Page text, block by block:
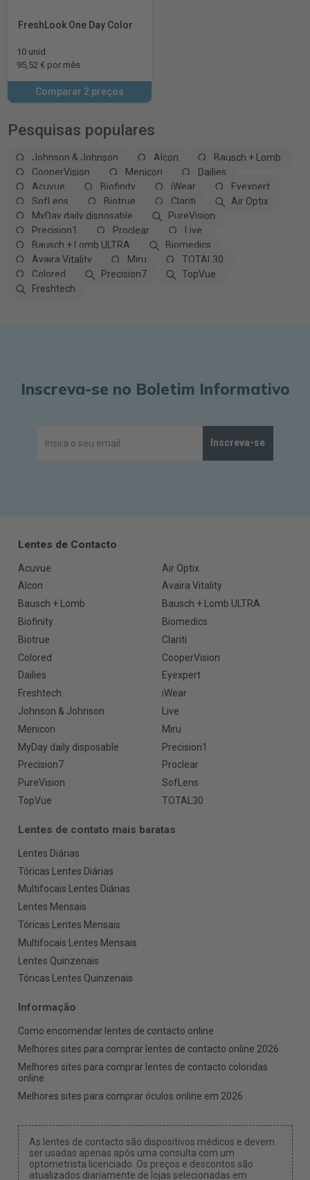
FreshLook One Day Color
10 unid
95,52 € por mês
Comparar 2 preços
Pesquisas populares
Johnson & Johnson Alcon
Bausch + Lomb
CooperVision
Menicon
Dailies
Acuvue
Biofinity iWear
Eyexpert
SofLens
Biotrue Clariti
Air Optix
MyDay daily disposable
PureVision
Precision1
Proclear
Live
Bausch + Lomb ULTRA
Biomedics
Avaira Vitality
Miru
TOTAL30
Colored
Precision7
TopVue
Freshtech
Inscreva-se no Boletim Informativo
Inscreva-se
Lentes de Contacto
Acuvue
Air Optix
Alcon
Avaira Vitality
Bausch + Lomb
Bausch + Lomb ULTRA
Biofinity
Biomedics
Biotrue
Clariti
Colored
CooperVision
Dailies
Eyexpert
Freshtech
iWear
Johnson & Johnson
Live
Menicon
Miru
MyDay daily disposable
Precision1
Precision7
Proclear
PureVision
SofLens
TopVue
TOTAL30
Lentes de contato mais baratas
Lentes Diárias
Tóricas Lentes Diárias
Multifocais Lentes Diárias
Lentes Mensais
Tóricas Lentes Mensais
Multifocais Lentes Mensais
Lentes Quinzenais
Tóricas Lentes Quinzenais
Informação
Como encomendar lentes de contacto online
Melhores sites para comprar lentes de contacto online 2026
Melhores sites para comprar lentes de contacto coloridas
online
Melhores sites para comprar óculos online em 2026
As lentes de contacto são dispositivos médicos e devem
ser usadas apenas após uma consulta com um
optometrista licenciado. Os preços e descontos são
atualizados diariamente de lojas selecionadas em